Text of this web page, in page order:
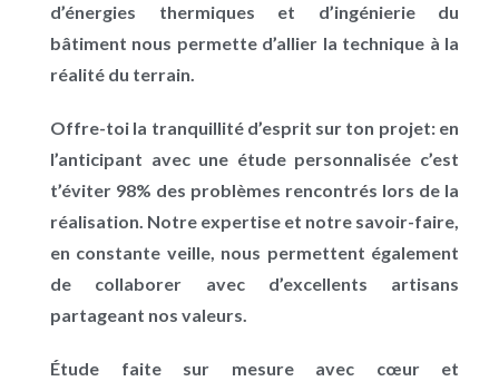
d’énergies thermiques et d’ingénierie du
bâtiment nous permette d’allier la technique à la
réalité du terrain.
Offre-toi la tranquillité d’esprit sur ton projet: en
l’anticipant avec une étude personnalisée c’est
t’éviter 98% des problèmes rencontrés lors de la
réalisation. Notre expertise et notre savoir-faire,
en constante veille, nous permettent également
de collaborer avec d’excellents artisans
partageant nos valeurs.
Étude faite sur mesure avec cœur et